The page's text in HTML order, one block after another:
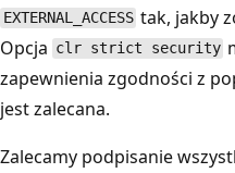
EXTERNAL_ACCESS tak, jakby
Opcja clr strict security
zapewnienia zgodności z
jest zalecana.
Zalecamy podpisanie